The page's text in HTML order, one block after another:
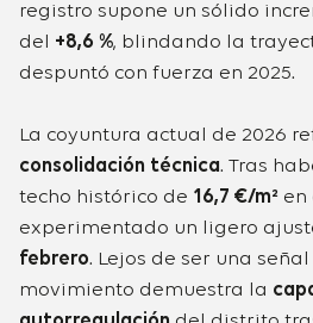
registro supone un sólido
del +8,6 %, blindando la
despuntó con fuerza en 2025.
La coyuntura actual de 2026
consolidación técnica. Tras
techo histórico de 16,7 €/m² en
experimentado un ligero
febrero. Lejos de ser una
movimiento demuestra la